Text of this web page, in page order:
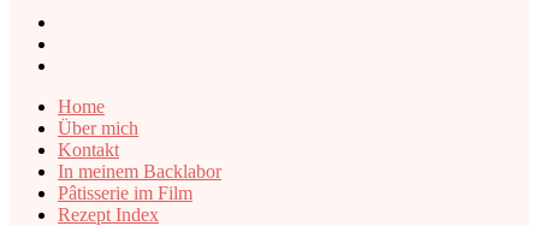
Home
Über mich
Kontakt
In meinem Backlabor
Pâtisserie im Film
Rezept Index